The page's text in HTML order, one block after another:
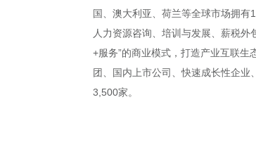
国、澳大利亚、荷兰等全球市场拥
人力资源咨询、培训与发展、薪税
+服务”的商业模式，打造产业互联
团、国内上市公司、快速成长性企
3,500家。